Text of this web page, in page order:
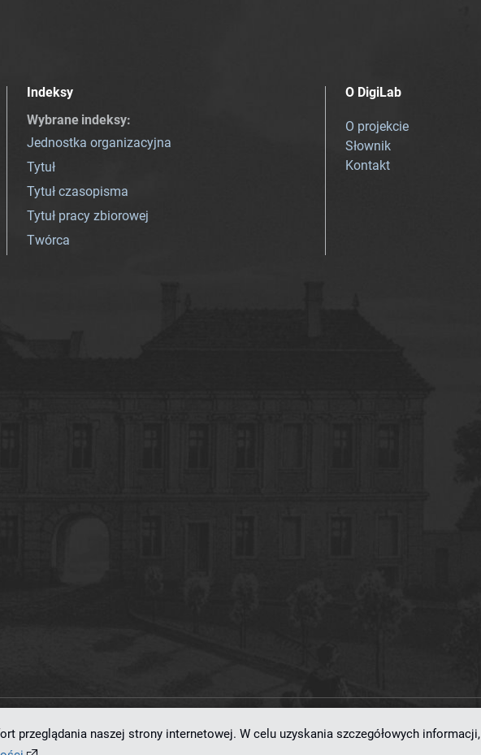
Indeksy
Wybrane indeksy:
Jednostka organizacyjna
Tytuł
Tytuł czasopisma
Tytuł pracy zbiorowej
Twórca
O DigiLab
O projekcie
Słownik
Kontakt
dLibra 7.0.0-SNAPSHOT opracowanemu przezPoznańskie Centrum Superkomputerowo-Sieciowe
przeglądania naszej strony internetowej. W celu uzyskania szczegółowych informacji,